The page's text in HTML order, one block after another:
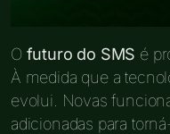
O futuro do SMS é
À medida que a
evolui. Novas
adicionadas para